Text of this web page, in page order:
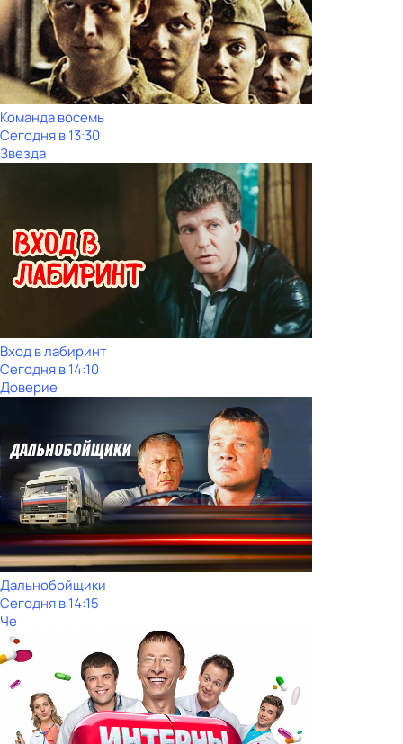
Команда восемь
Сегодня в 13:30
Звезда
Вход в лабиринт
Сегодня в 14:10
Доверие
Дальнобойщики
Сегодня в 14:15
Че